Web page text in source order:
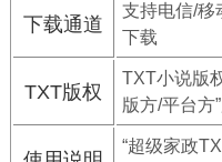
下载通道
支持电信/移
下载
TXT版权
TXT小说版
版方/平台方
“超级家政